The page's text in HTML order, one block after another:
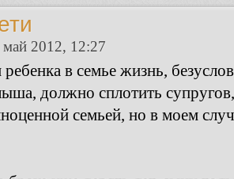
май 2012, 12:27
в семье жизнь,
должно сплотить
семьей, но в моем